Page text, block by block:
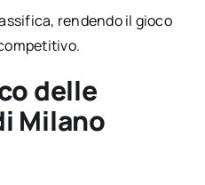
rendendo il gioco
delle
Milano